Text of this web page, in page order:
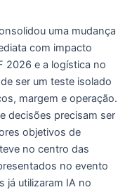
uma mudança
com impacto
2026 e a logística no
ser um teste isolado
margem e operação.
decisões precisam ser
objetivos de
no centro das
no evento
já utilizaram IA no